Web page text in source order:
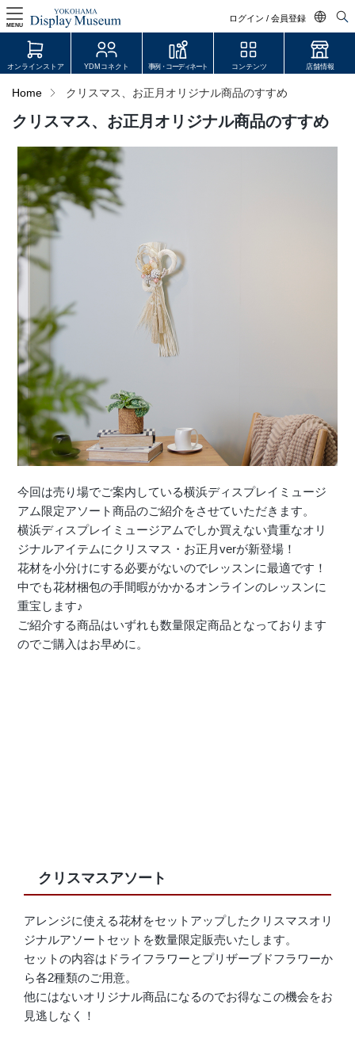
ログイン / 会員登録
日本語
MENU
ログイン・会員登録
オンラインストア
YDM Connect
会員登録・取引申請
リンク
JDCA(ディスプレイスクール)
店舗情報・営業日
会社情報
採用情報
お問い合わせ
プライバシーポリシー
OFFICIAL SNS
オンラインストア YDMコネクト 事例・コーディネート コンテンツ 店舗情報
Home クリスマス、お正月オリジナル商品のすすめ
クリスマス、お正月オリジナル商品のすすめ
今回は売り場でご案内している横浜ディスプレイミュージ
アム限定アソート商品のご紹介をさせていただきます。
横浜ディスプレイミュージアムでしか買えない貴重なオリ
ジナルアイテムにクリスマス・お正月verが新登場！
花材を小分けにする必要がないのでレッスンに最適です！
中でも花材梱包の手間暇がかかるオンラインのレッスンに
重宝します♪
ご紹介する商品はいずれも数量限定商品となっております
のでご購入はお早めに。
クリスマスアソート
アレンジに使える花材をセットアップしたクリスマスオリ
ジナルアソートセットを数量限定販売いたします。
セットの内容はドライフラワーとプリザーブドフラワーか
ら各2種類のご用意。
他にはないオリジナル商品になるのでお得なこの機会をお
見逃しなく！